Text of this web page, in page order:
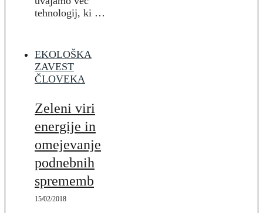
tehnologij, ki …
EKOLOŠKA
ZAVEST
ČLOVEKA
Zeleni viri
energije in
omejevanje
podnebnih
sprememb
15/02/2018